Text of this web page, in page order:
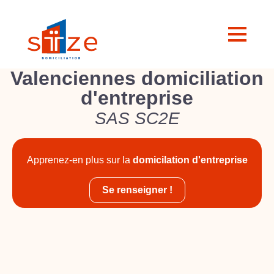
Valenciennes domiciliation
d'entreprise
SAS SC2E
Apprenez-en plus sur la domicilation d'entreprise
Se renseigner !